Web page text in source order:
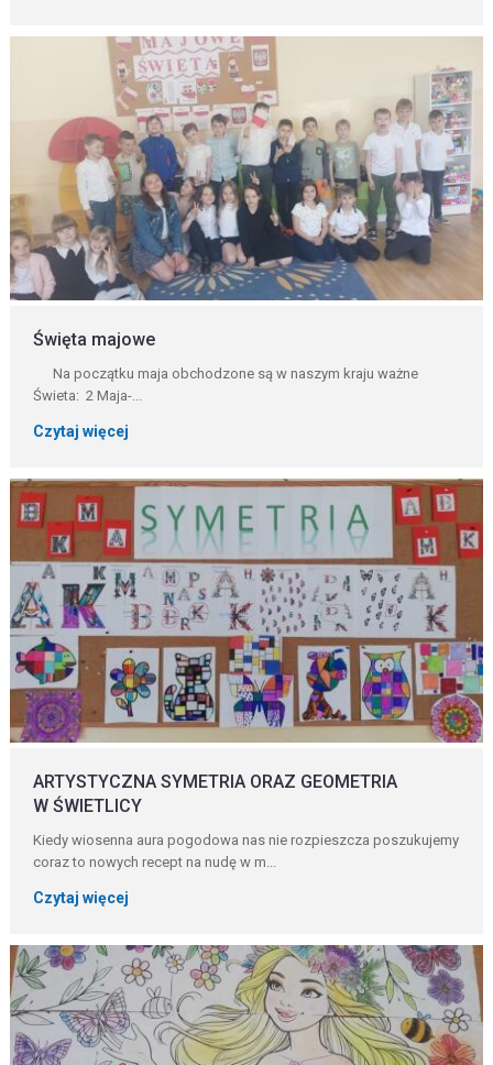
Święta majowe
Na początku maja obchodzone są w naszym kraju ważne
Świeta: 2 Maja-...
Czytaj więcej
ARTYSTYCZNA SYMETRIA ORAZ GEOMETRIA
W ŚWIETLICY
Kiedy wiosenna aura pogodowa nas nie rozpieszcza poszukujemy
coraz to nowych recept na nudę w m...
Czytaj więcej